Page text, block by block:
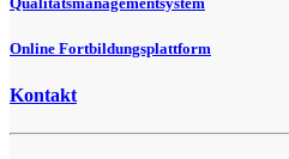
Online Fortbildungsplattform
Kontakt